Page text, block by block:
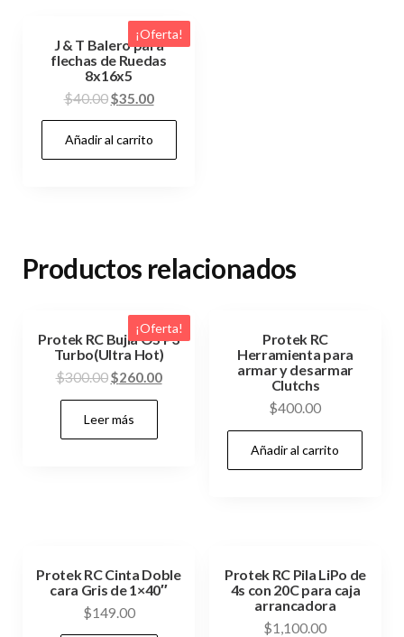
¡Oferta!
J & T Balero para
flechas de Ruedas
8x16x5
$40.00El
precio
original
era:
$35.00El
precio
es:
Añadir al carrito
Productos relacionados
¡Oferta!
Protek RC Bujia OS P3
Turbo(Ultra Hot)
$300.00El
precio
original
era:
$260.00El
Leer más
Protek RC
Herramienta para
armar y desarmar
Clutchs
$400.00
Añadir al carrito
Protek RC Cinta Doble
cara Gris de 1×40″
$149.00
Protek RC Pila LiPo de
4s con 20C para caja
arrancadora
$1,100.00